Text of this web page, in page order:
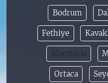
Bodrum
Fethiye
Marmaris
Ortaca